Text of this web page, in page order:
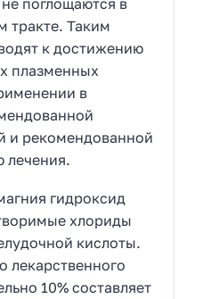
поглощаются в
тракте. Таким
к достижению
плазменных
в
и рекомендованной
лечения.
гидроксид
хлориды
кислоты.
лекарственного
10% составляет